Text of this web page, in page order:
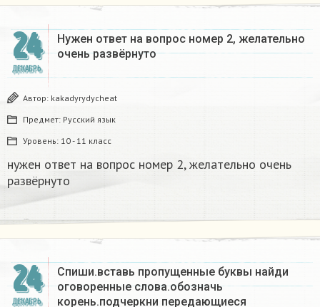
24
ДЕКАБРЬ
Нужен ответ на вопрос номер 2, желательно
очень развёрнуто
Автор: kakadyrydycheat
Предмет: Русский язык
Уровень: 10 - 11 класс
нужен ответ на вопрос номер 2, желательно очень
развёрнуто
24
ДЕКАБРЬ
Спиши.вставь пропущенные буквы найди
оговоренные слова.обозначь
корень.подчеркни передающиеся